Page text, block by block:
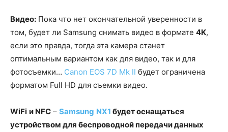
Видео: Пока что нет окончательной уверенности в
том, будет ли Samsung снимать видео в формате 4K,
если это правда, тогда эта камера станет
оптимальным вариантом как для видео, так и для
фотосъемки… Canon EOS 7D Mk II будет ограничена
форматом Full HD для съемки видео.
WiFi и NFC – Samsung NX1 будет оснащаться
устройством для беспроводной передачи данных